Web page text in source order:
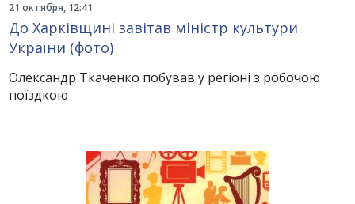
21 октября, 12:41
До Харківщині завітав міністр культури
України (фото)
Олександр Ткаченко побував у регіоні з робочою
поїздкою